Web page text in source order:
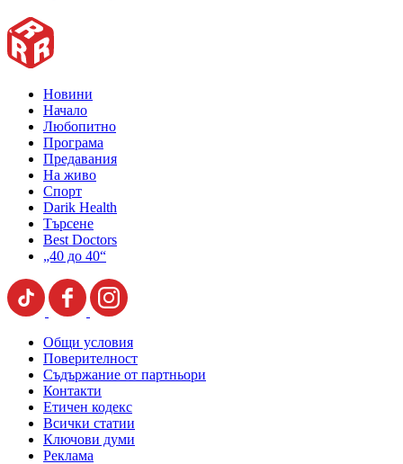
Новини
Начало
Любопитно
Програма
Предавания
На живо
Спорт
Darik Health
Търсене
Best Doctors
„40 до 40“
Общи условия
Поверителност
Съдържание от партньори
Контакти
Етичен кодекс
Всички статии
Ключови думи
Реклама